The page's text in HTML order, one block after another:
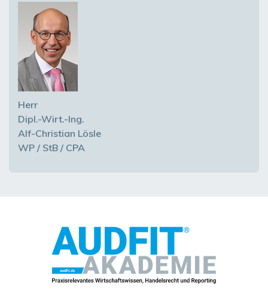
Herr
Dipl.-Wirt.-Ing.
Alf-Christian Lösle
WP / StB / CPA